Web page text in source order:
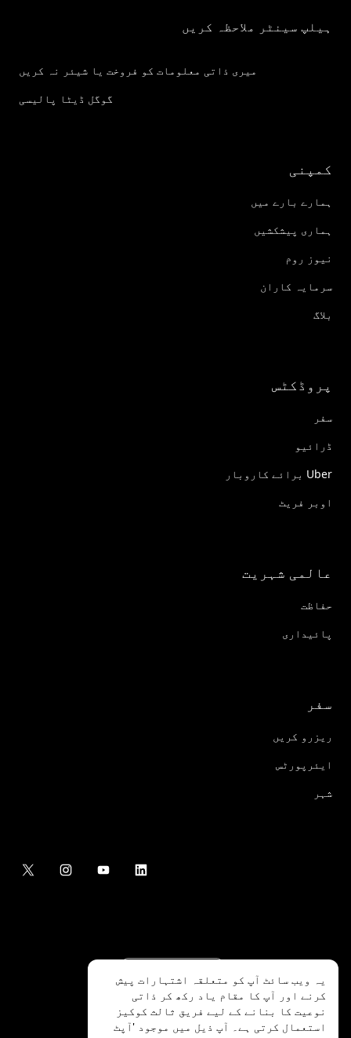
ہیلپ سینٹر ملاحظہ کریں
میری ذاتی معلومات کو فروخت یا شیئر نہ کریں
گوگل ڈیٹا پالیسی
کمپنی
ہمارے بارے میں
ہماری پیشکشیں
نیوز روم
سرمایہ کاران
بلاگ
پروڈکٹس
سفر
ڈرائیو
Uber برائے کاروبار
اوبر فریٹ
عالمی شہریت
حفاظت
پائیداری
سفر
ریزرو کریں
ایئرپورٹس
شہر
یہ ویب سائٹ آپ کو متعلقہ اشتہارات پیش
کرنے اور آپ کا مقام یاد رکھ کر ذاتی
نوعیت کا بنانے کے لیے فریق ثالث کوکیز
استعمال کرتی ہے۔ آپ ذیل میں موجود 'آپٹ